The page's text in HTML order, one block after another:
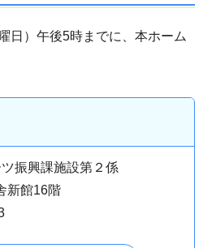
日）午後5時までに、本ホーム
振興課施設第２係
新館16階